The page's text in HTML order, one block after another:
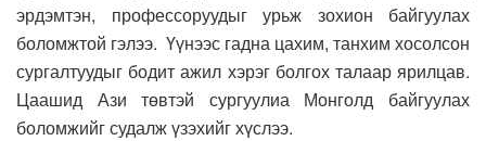
эрдэмтэн, профессоруудыг урьж зохион байгуулах
боломжтой гэлээ. Үүнээс гадна цахим, танхим хосолсон
сургалтуудыг бодит ажил хэрэг болгох талаар ярилцав.
Цаашид Ази төвтэй сургуулиа Монголд байгуулах
боломжийг судалж үзэхийг хүслээ.